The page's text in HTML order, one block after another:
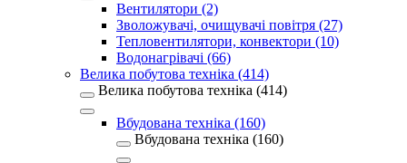
Вентилятори (2)
Зволожувачі, очищувачі повітря (27)
Тепловентилятори, конвектори (10)
Водонагрівачі (66)
Велика побутова техніка (414)
Велика побутова техніка (414)
Вбудована техніка (160)
Вбудована техніка (160)